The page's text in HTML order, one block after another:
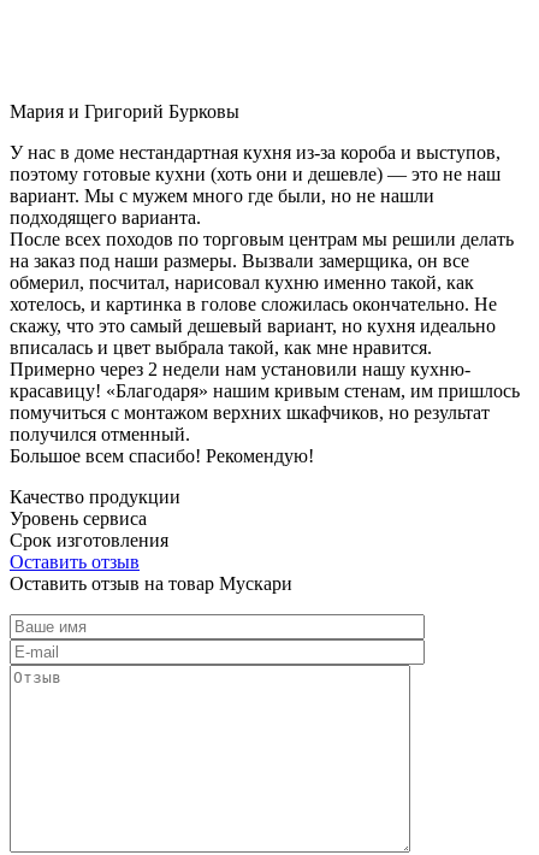
Мария и Григорий Бурковы
У нас в доме нестандартная кухня из-за короба и выступов,
поэтому готовые кухни (хоть они и дешевле) — это не наш
вариант. Мы с мужем много где были, но не нашли
подходящего варианта.
После всех походов по торговым центрам мы решили делать
на заказ под наши размеры. Вызвали замерщика, он все
обмерил, посчитал, нарисовал кухню именно такой, как
хотелось, и картинка в голове сложилась окончательно. Не
скажу, что это самый дешевый вариант, но кухня идеально
вписалась и цвет выбрала такой, как мне нравится.
Примерно через 2 недели нам установили нашу кухню-
красавицу! «Благодаря» нашим кривым стенам, им пришлось
помучиться с монтажом верхних шкафчиков, но результат
получился отменный.
Большое всем спасибо! Рекомендую!
Качество продукции
Уровень сервиса
Срок изготовления
Оставить отзыв
Оставить отзыв на товар Мускари